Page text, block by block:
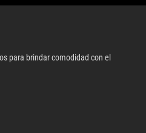
para brindar comodidad con el